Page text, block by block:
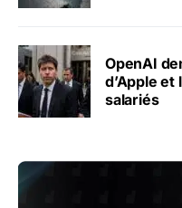
OpenAI
d’Apple
salariés